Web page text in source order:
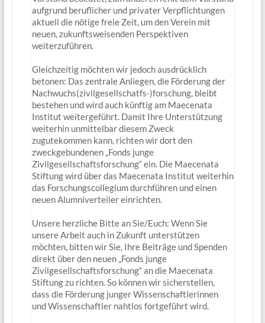
aufgrund beruflicher und privater Verpflichtungen
aktuell die nötige freie Zeit, um den Verein mit
neuen, zukunftsweisenden Perspektiven
weiterzuführen.
Gleichzeitig möchten wir jedoch ausdrücklich
betonen: Das zentrale Anliegen, die Förderung der
Nachwuchs(zivilgesellschatfs-)forschung, bleibt
bestehen und wird auch künftig am Maecenata
Institut weitergeführt. Damit Ihre Unterstützung
weiterhin unmittelbar diesem Zweck
zugutekommen kann, richten wir dort den
zweckgebundenen „Fonds junge
Zivilgesellschaftsforschung“ ein. Die Maecenata
Stiftung wird über das Maecenata Institut weiterhin
das Forschungscollegium durchführen und einen
neuen Alumniverteiler einrichten.
Unsere herzliche Bitte an Sie/Euch: Wenn Sie
unsere Arbeit auch in Zukunft unterstützen
möchten, bitten wir Sie, Ihre Beiträge und Spenden
direkt über den neuen „Fonds junge
Zivilgesellschaftsforschung“ an die Maecenata
Stiftung zu richten. So können wir sicherstellen,
dass die Förderung junger Wissenschaftlerinnen
und Wissenschaftler nahtlos fortgeführt wird.